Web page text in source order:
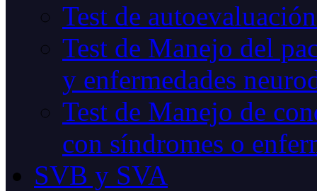
Test de
Test de Manejo del
y enfermedades
Test de Manejo de
con síndromes o
SVB y SVA